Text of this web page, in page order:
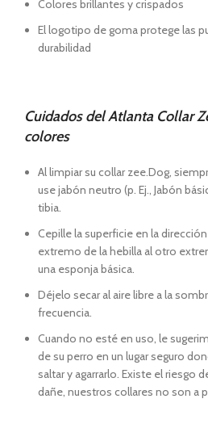
Colores brillantes y crispados
El logotipo de goma protege las
durabilidad
Cuidados del Atlanta Collar
colores
Al limpiar su collar zee.Dog,
use jabón neutro (p. Ej., Jabón
tibia.
Cepille la superficie en la
extremo de la hebilla al otro
una esponja básica.
Déjelo secar al aire libre a la
frecuencia.
Cuando no esté en uso, le
de su perro en un lugar seguro
saltar y agarrarlo. Existe el riesgo
dañe, nuestros collares no son a